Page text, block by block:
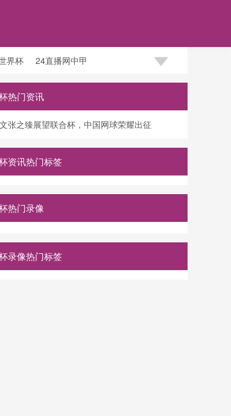
界杯 24直播网中甲
热门资讯
张之臻展望联合杯，中国网球荣耀出征
资讯热门标签
热门录像
录像热门标签